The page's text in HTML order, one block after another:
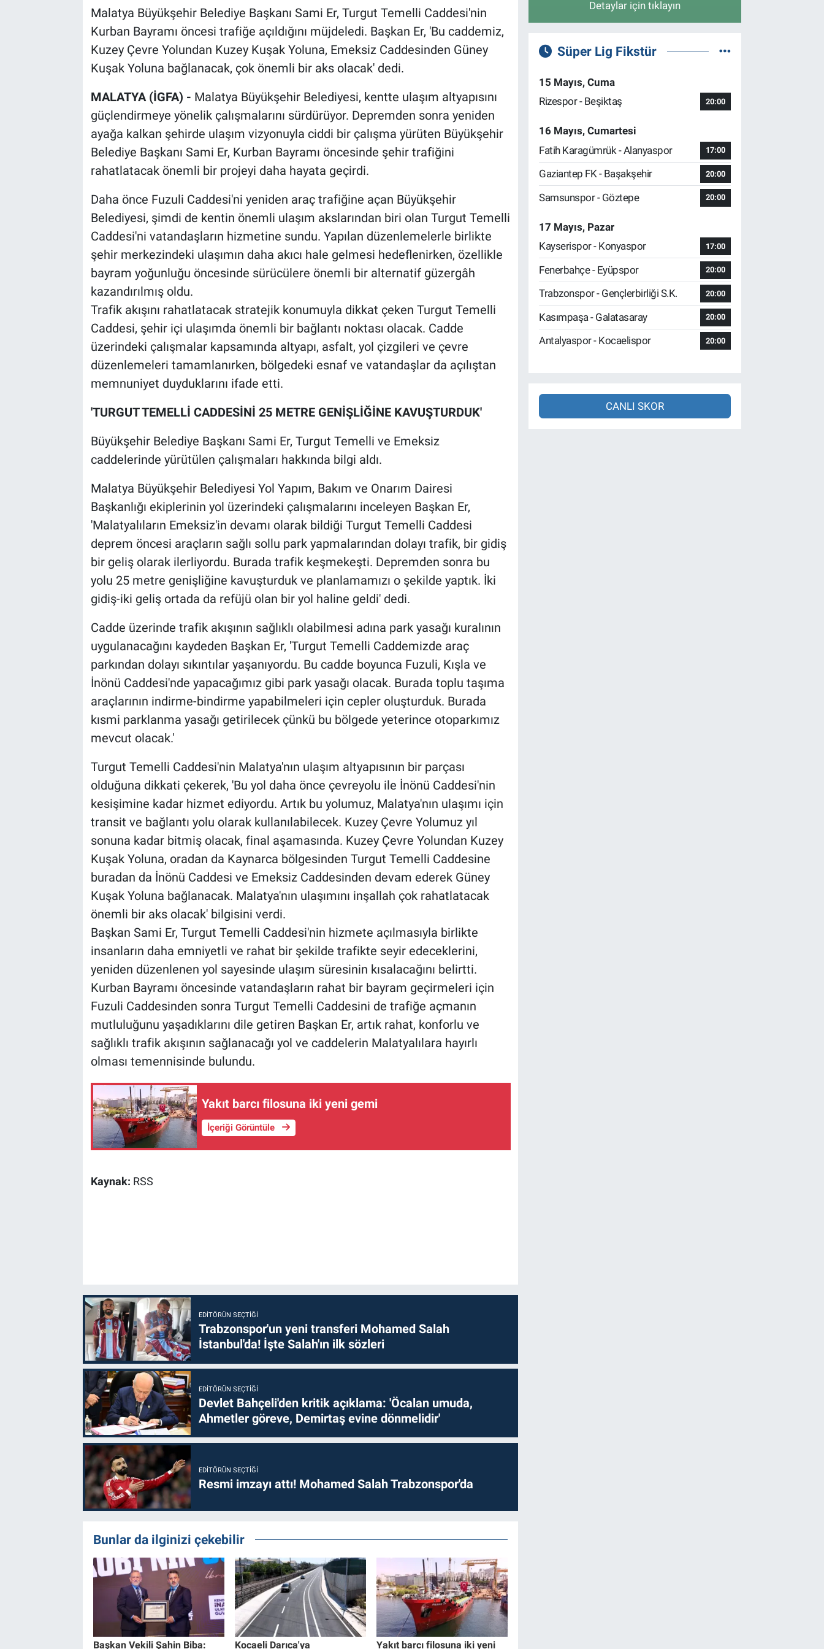
Malatya Büyükşehir Belediye Başkanı Sami Er, Turgut Temelli Caddesi'nin
Kurban Bayramı öncesi trafiğe açıldığını müjdeledi. Başkan Er, 'Bu caddemiz,
Kuzey Çevre Yolundan Kuzey Kuşak Yoluna, Emeksiz Caddesinden Güney
Kuşak Yoluna bağlanacak, çok önemli bir aks olacak' dedi.
MALATYA (İGFA) - Malatya Büyükşehir Belediyesi, kentte ulaşım altyapısını
güçlendirmeye yönelik çalışmalarını sürdürüyor. Depremden sonra yeniden
ayağa kalkan şehirde ulaşım vizyonuyla ciddi bir çalışma yürüten Büyükşehir
Belediye Başkanı Sami Er, Kurban Bayramı öncesinde şehir trafiğini
rahatlatacak önemli bir projeyi daha hayata geçirdi.
Daha önce Fuzuli Caddesi'ni yeniden araç trafiğine açan Büyükşehir
Belediyesi, şimdi de kentin önemli ulaşım akslarından biri olan Turgut Temelli
Caddesi'ni vatandaşların hizmetine sundu. Yapılan düzenlemelerle birlikte
şehir merkezindeki ulaşımın daha akıcı hale gelmesi hedeflenirken, özellikle
bayram yoğunluğu öncesinde sürücülere önemli bir alternatif güzergâh
kazandırılmış oldu.
Trafik akışını rahatlatacak stratejik konumuyla dikkat çeken Turgut Temelli
Caddesi, şehir içi ulaşımda önemli bir bağlantı noktası olacak. Cadde
üzerindeki çalışmalar kapsamında altyapı, asfalt, yol çizgileri ve çevre
düzenlemeleri tamamlanırken, bölgedeki esnaf ve vatandaşlar da açılıştan
memnuniyet duyduklarını ifade etti.
'TURGUT TEMELLİ CADDESİNİ 25 METRE GENİŞLİĞİNE KAVUŞTURDUK'
Büyükşehir Belediye Başkanı Sami Er, Turgut Temelli ve Emeksiz
caddelerinde yürütülen çalışmaları hakkında bilgi aldı.
Malatya Büyükşehir Belediyesi Yol Yapım, Bakım ve Onarım Dairesi
Başkanlığı ekiplerinin yol üzerindeki çalışmalarını inceleyen Başkan Er,
'Malatyalıların Emeksiz'in devamı olarak bildiği Turgut Temelli Caddesi
deprem öncesi araçların sağlı sollu park yapmalarından dolayı trafik, bir gidiş
bir geliş olarak ilerliyordu. Burada trafik keşmekeşti. Depremden sonra bu
yolu 25 metre genişliğine kavuşturduk ve planlamamızı o şekilde yaptık. İki
gidiş-iki geliş ortada da refüjü olan bir yol haline geldi' dedi.
Cadde üzerinde trafik akışının sağlıklı olabilmesi adına park yasağı kuralının
uygulanacağını kaydeden Başkan Er, 'Turgut Temelli Caddemizde araç
parkından dolayı sıkıntılar yaşanıyordu. Bu cadde boyunca Fuzuli, Kışla ve
İnönü Caddesi'nde yapacağımız gibi park yasağı olacak. Burada toplu taşıma
araçlarının indirme-bindirme yapabilmeleri için cepler oluşturduk. Burada
kısmi parklanma yasağı getirilecek çünkü bu bölgede yeterince otoparkımız
mevcut olacak.'
Turgut Temelli Caddesi'nin Malatya'nın ulaşım altyapısının bir parçası
olduğuna dikkati çekerek, 'Bu yol daha önce çevreyolu ile İnönü Caddesi'nin
kesişimine kadar hizmet ediyordu. Artık bu yolumuz, Malatya'nın ulaşımı için
transit ve bağlantı yolu olarak kullanılabilecek. Kuzey Çevre Yolumuz yıl
sonuna kadar bitmiş olacak, final aşamasında. Kuzey Çevre Yolundan Kuzey
Kuşak Yoluna, oradan da Kaynarca bölgesinden Turgut Temelli Caddesine
buradan da İnönü Caddesi ve Emeksiz Caddesinden devam ederek Güney
Kuşak Yoluna bağlanacak. Malatya'nın ulaşımını inşallah çok rahatlatacak
önemli bir aks olacak' bilgisini verdi.
Başkan Sami Er, Turgut Temelli Caddesi'nin hizmete açılmasıyla birlikte
insanların daha emniyetli ve rahat bir şekilde trafikte seyir edeceklerini,
yeniden düzenlenen yol sayesinde ulaşım süresinin kısalacağını belirtti.
Kurban Bayramı öncesinde vatandaşların rahat bir bayram geçirmeleri için
Fuzuli Caddesinden sonra Turgut Temelli Caddesini de trafiğe açmanın
mutluluğunu yaşadıklarını dile getiren Başkan Er, artık rahat, konforlu ve
sağlıklı trafik akışının sağlanacağı yol ve caddelerin Malatyalılara hayırlı
olması temennisinde bulundu.
Yakıt barcı filosuna iki yeni gemi
İçeriği Görüntüle
Kaynak: RSS
EDITÖRÜN SEÇTIĞI
Trabzonspor'un yeni transferi Mohamed Salah
İstanbul'da! İşte Salah'ın ilk sözleri
EDITÖRÜN SEÇTIĞI
Devlet Bahçeli'den kritik açıklama: 'Öcalan umuda,
Ahmetler göreve, Demirtaş evine dönmelidir'
EDITÖRÜN SEÇTIĞI
Resmi imzayı attı! Mohamed Salah Trabzonspor'da
Bunlar da ilginizi çekebilir
Başkan Vekili Şahin Biba: Kocaeli Darıca'ya Yakıt barcı filosuna iki yeni
Detaylar için tıklayın
Süper Lig Fikstür
15 Mayıs, Cuma
Rizespor - Beşiktaş
20:00
16 Mayıs, Cumartesi
Fatih Karagümrük - Alanyaspor
17:00
Gaziantep FK - Başakşehir 20:00
Samsunspor - Göztepe 20:00
17 Mayıs, Pazar
Kayserispor - Konyaspor
17:00
Fenerbahçe - Eyüpspor 20:00
Trabzonspor - Gençlerbirliği S.K. 20:00
Kasımpaşa - Galatasaray 20:00
Antalyaspor - Kocaelispor 20:00
CANLI SKOR